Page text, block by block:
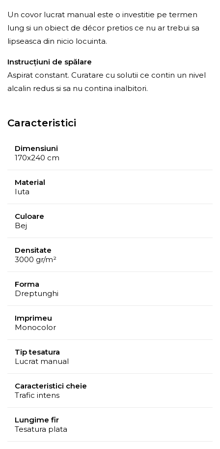
Un covor lucrat manual este o investitie pe termen
lung si un obiect de décor pretios ce nu ar trebui sa
lipseasca din nicio locuinta.
Instrucțiuni de spălare
Aspirat constant. Curatare cu solutii ce contin un nivel
alcalin redus si sa nu contina inalbitori.
Caracteristici
Dimensiuni
170x240 cm
Material
Iuta
Culoare
Bej
Densitate
3000 gr/m²
Forma
Dreptunghi
Imprimeu
Monocolor
Tip tesatura
Lucrat manual
Caracteristici cheie
Trafic intens
Lungime fir
Tesatura plata